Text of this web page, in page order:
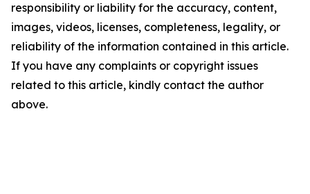
responsibility or liability for the accuracy, content,
images, videos, licenses, completeness, legality, or
reliability of the information contained in this article.
If you have any complaints or copyright issues
related to this article, kindly contact the author
above.